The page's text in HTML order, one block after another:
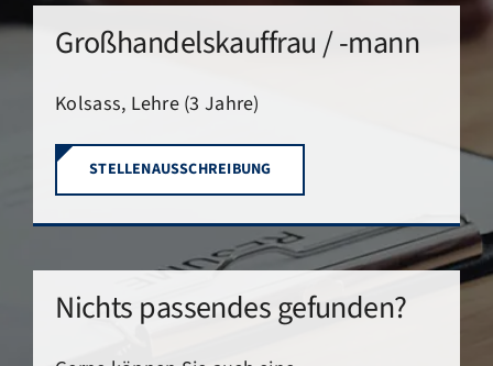
Großhandelskauffrau / -mann
Kolsass, Lehre (3 Jahre)
STELLENAUSSCHREIBUNG
Nichts passendes gefunden?